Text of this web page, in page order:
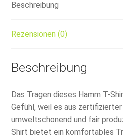
Beschreibung
Rezensionen (0)
Beschreibung
Das Tragen dieses Hamm T-
Gefühl, weil es aus
umweltschonend und fair
Shirt bietet ein komfortables